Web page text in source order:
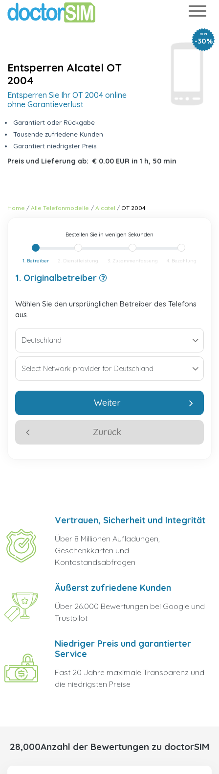
VON
-30%
Entsperren Alcatel OT
2004
Entsperren Sie Ihr OT 2004 online
ohne Garantieverlust
Garantiert oder Rückgabe
Tausende zufriedene Kunden
Garantiert niedrigster Preis
Preis und Lieferung ab: € 0.00 EUR in 1 h, 50 min
Home Alle Telefonmodelle Alcatel OT 2004
Bestellen Sie in wenigen Sekunden
1. Betreiber 2. Dienstleistung 3. Zusammenfassung 4. Bezahlung
1. Originalbetreiber
Wählen Sie den ursprünglichen Betreiber des Telefons
aus.
Zurück
Weiter
Vertrauen, Sicherheit und Integrität
Über 8 Millionen Aufladungen,
Geschenkkarten und
Kontostandsabfragen
Äußerst zufriedene Kunden
Über 26.000 Bewertungen bei Google und
Trustpilot
Niedriger Preis und garantierter
Service
Fast 20 Jahre maximale Transparenz und
die niedrigsten Preise
28,000Anzahl der Bewertungen zu doctorSIM